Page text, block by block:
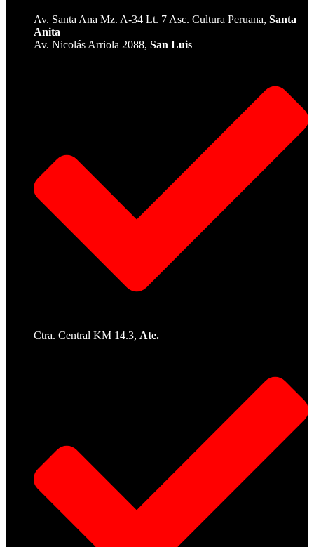
Av. Santa Ana Mz. A-34 Lt. 7 Asc. Cultura Peruana, Santa
Anita
Av. Nicolás Arriola 2088, San Luis
Ctra. Central KM 14.3, Ate.